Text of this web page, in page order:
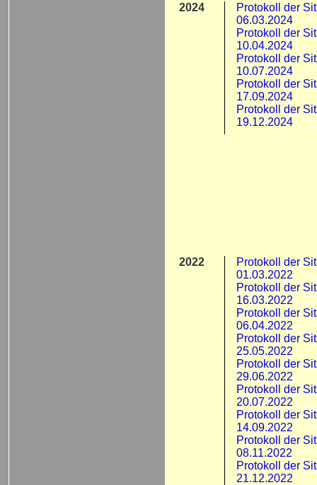
2024
Protokoll der
06.03.2024
Protokoll der
10.04.2024
Protokoll der
10.07.2024
Protokoll der
17.09.2024
Protokoll der
19.12.2024
2022
Protokoll der
01.03.2022
Protokoll der
16.03.2022
Protokoll der
06.04.2022
Protokoll der
25.05.2022
Protokoll der
29.06.2022
Protokoll der
20.07.2022
Protokoll der
14.09.2022
Protokoll der
08.11.2022
Protokoll der
21.12.2022